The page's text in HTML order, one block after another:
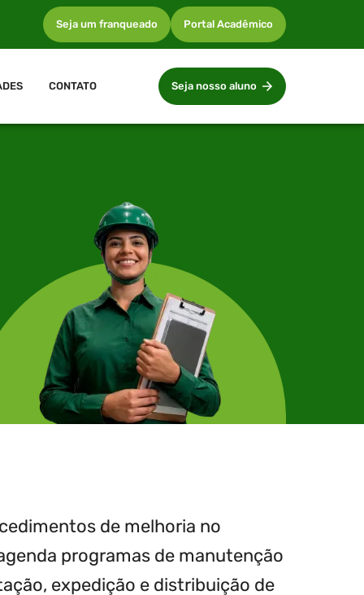
Seja um franqueado Portal Acadêmico
CONTATO Seja nosso aluno
de melhoria no
programas de manutenção
expedição e distribuição de